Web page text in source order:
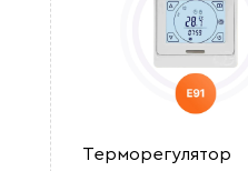
Терморегулятор